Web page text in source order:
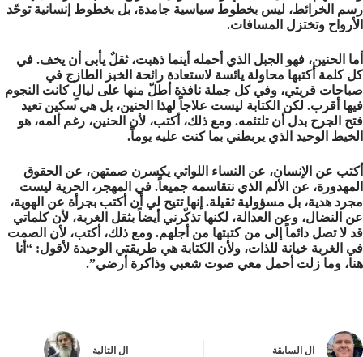
رسم الخرائط، ليس بخطوط سياسية جامدة، بل بخطوط إنسانية توحّد
الأرواح وتختزل المسافات.
أما الحنين، فهو الجبل الذي أحمله أينما ذهبت، ثقلٌ يأبى أن يخف. في
كل كلمة أكتبها محاولة يائسة لاستعادة رائحة الخبز الطازج في
صباحات قريتي، وفي كل جملة نافذة أطلّ منها على ليالٍ كانت النجوم
فيها أقرب. لكن الكتابة ليست علاجاً لهذا الحنين، بل هي سكين تعيد
فتح الجرح بدل أن تلتئمه. ومع ذلك، أكتب، لأن الحنين، رغم ألمه، هو
الخيط الوحيد الذي يربطني بما كنت عليه يوماً.
أكتب عن الإنسان، عن النساء اللواتي يكسرن صمتهن، عن الحقوق
المهدورة، عن الألم الذي نتقاسمه جميعاً. في المهجر، الحرية ليست
مجرد هدية، بل مسؤولية ثقيلة. إنها تتيح لي أن أكتب بجرأة عن الهوية،
عن النضال، وعن العدالة، لكنها تذكّرني أيضاً بثقل الغربة، لأن كلماتي
قد لا تصل دائماً إلى من كتبتها من أجلهم. ومع ذلك، أكتب، لأن الصمت
في الغربة خيانة للذات، ولأن الكتابة هي طريقتي الوحيدة لأقول: “أنا
هنا، وما زلت أحمل معي صوت شعبي وذاكرة أرضي”.
ال السابقة ال التالية